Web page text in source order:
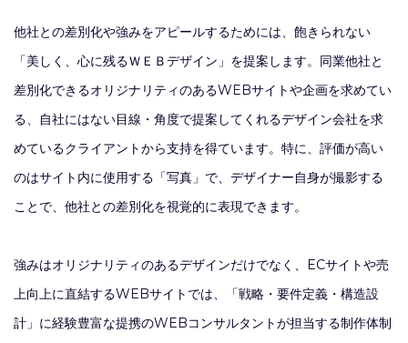
他社との差別化や強みをアピールするためには、飽きられない
「美しく、心に残るＷＥＢデザイン」を提案します。同業他社と
差別化できるオリジナリティのあるWEBサイトや企画を求めてい
る、自社にはない目線・角度で提案してくれるデザイン会社を求
めているクライアントから支持を得ています。特に、評価が高い
のはサイト内に使用する「写真」で、デザイナー自身が撮影する
ことで、他社との差別化を視覚的に表現できます。
強みはオリジナリティのあるデザインだけでなく、ECサイトや売
上向上に直結するWEBサイトでは、「戦略・要件定義・構造設
計」に経験豊富な提携のWEBコンサルタントが担当する制作体制